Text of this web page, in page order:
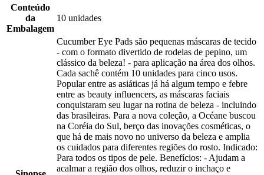
Conteúdo
da
Embalagem
10 unidades
Cucumber Eye Pads são pequenas máscaras de tecido
- com o formato divertido de rodelas de pepino, um
clássico da beleza! - para aplicação na área dos olhos.
Cada sachê contém 10 unidades para cinco usos.
Popular entre as asiáticas já há algum tempo e febre
entre as beauty influencers, as máscaras faciais
conquistaram seu lugar na rotina de beleza - incluindo
das brasileiras. Para a nova coleção, a Océane buscou
na Coréia do Sul, berço das inovações cosméticas, o
que há de mais novo no universo da beleza e amplia
os cuidados para diferentes regiões do rosto. Indicado:
Para todos os tipos de pele. Benefícios: - Ajudam a
acalmar a região dos olhos, reduzir o inchaço e